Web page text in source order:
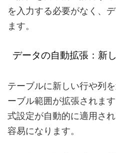
を入力する必要がなく、
ます。
データの自動拡張：新
テーブルに新しい行や列
ーブル範囲が拡張されま
式設定が自動的に適用さ
容易になります。